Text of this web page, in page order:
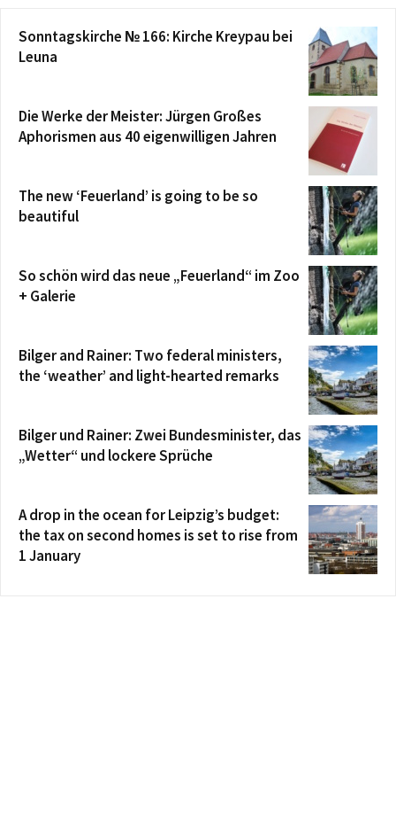
Sonntagskirche № 166: Kirche Kreypau bei
Leuna
Die Werke der Meister: Jürgen Großes
Aphorismen aus 40 eigenwilligen Jahren
The new ‘Feuerland’ is going to be so
beautiful
So schön wird das neue „Feuerland“ im Zoo
+ Galerie
Bilger and Rainer: Two federal ministers,
the ‘weather’ and light-hearted remarks
Bilger und Rainer: Zwei Bundesminister, das
„Wetter“ und lockere Sprüche
A drop in the ocean for Leipzig’s budget:
the tax on second homes is set to rise from
1 January